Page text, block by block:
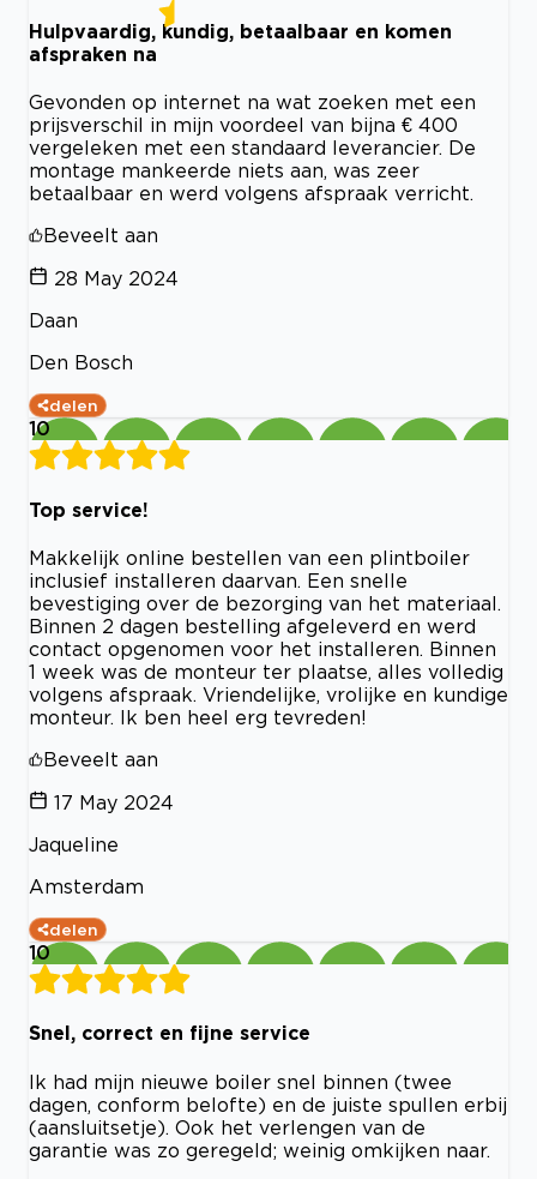
Hulpvaardig, kundig, betaalbaar en komen
afspraken na
Gevonden op internet na wat zoeken met een
prijsverschil in mijn voordeel van bijna € 400
vergeleken met een standaard leverancier. De
montage mankeerde niets aan, was zeer
betaalbaar en werd volgens afspraak verricht.
Beveelt aan
28 May 2024
Daan
Den Bosch
delen
10
Top service!
Makkelijk online bestellen van een plintboiler
inclusief installeren daarvan. Een snelle
bevestiging over de bezorging van het materiaal.
Binnen 2 dagen bestelling afgeleverd en werd
contact opgenomen voor het installeren. Binnen
1 week was de monteur ter plaatse, alles volledig
volgens afspraak. Vriendelijke, vrolijke en kundige
monteur. Ik ben heel erg tevreden!
Beveelt aan
17 May 2024
Jaqueline
Amsterdam
delen
10
Snel, correct en fijne service
Ik had mijn nieuwe boiler snel binnen (twee
dagen, conform belofte) en de juiste spullen erbij
(aansluitsetje). Ook het verlengen van de
garantie was zo geregeld; weinig omkijken naar.